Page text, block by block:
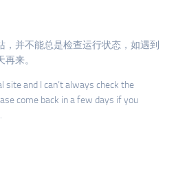
，并不能总是检查运行状态，如遇到
来。
site and I can’t always check the
come back in a few days if you